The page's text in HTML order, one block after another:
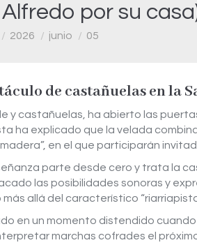
por su
2026 junio 05
de castañuelas en la
y castañuelas, ha abierto las
ha explicado que la velada
en el que participarán
parte desde cero y trata la
las posibilidades sonoras y
allá del característico
en un momento distendido
marchas cofrades el